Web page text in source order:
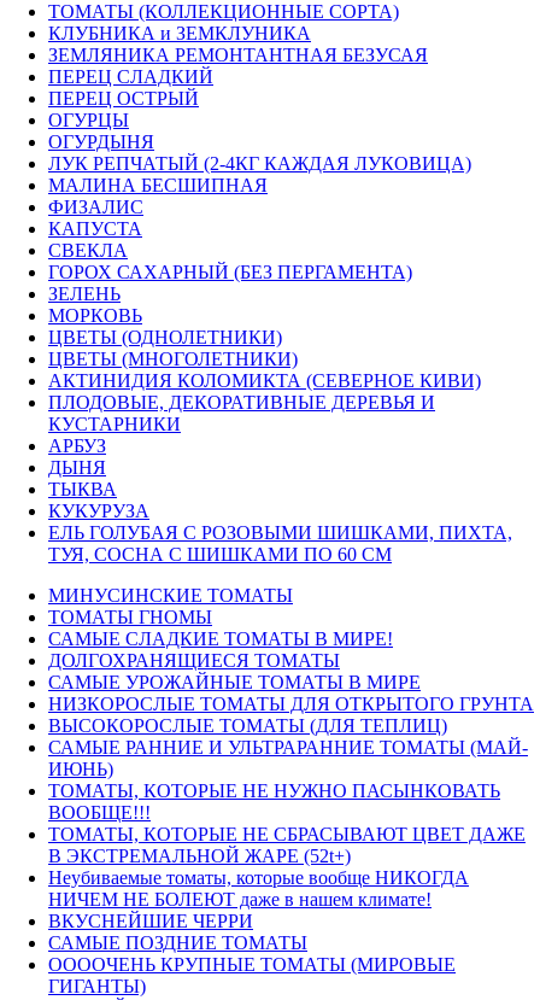
ТОМАТЫ (КОЛЛЕКЦИОННЫЕ СОРТА)
КЛУБНИКА и ЗЕМКЛУНИКА
ЗЕМЛЯНИКА РЕМОНТАНТНАЯ БЕЗУСАЯ
ПЕРЕЦ СЛАДКИЙ
ПЕРЕЦ ОСТРЫЙ
ОГУРЦЫ
ОГУРДЫНЯ
ЛУК РЕПЧАТЫЙ (2-4КГ КАЖДАЯ ЛУКОВИЦА)
МАЛИНА БЕСШИПНАЯ
ФИЗАЛИС
КАПУСТА
СВЕКЛА
ГОРОХ САХАРНЫЙ (БЕЗ ПЕРГАМЕНТА)
ЗЕЛЕНЬ
МОРКОВЬ
ЦВЕТЫ (ОДНОЛЕТНИКИ)
ЦВЕТЫ (МНОГОЛЕТНИКИ)
АКТИНИДИЯ КОЛОМИКТА (СЕВЕРНОЕ КИВИ)
ПЛОДОВЫЕ, ДЕКОРАТИВНЫЕ ДЕРЕВЬЯ И
КУСТАРНИКИ
АРБУЗ
ДЫНЯ
ТЫКВА
КУКУРУЗА
ЕЛЬ ГОЛУБАЯ С РОЗОВЫМИ ШИШКАМИ, ПИХТА,
ТУЯ, СОСНА С ШИШКАМИ ПО 60 СМ
МИНУСИНСКИЕ ТОМАТЫ
ТОМАТЫ ГНОМЫ
САМЫЕ СЛАДКИЕ ТОМАТЫ В МИРЕ!
ДОЛГОХРАНЯЩИЕСЯ ТОМАТЫ
САМЫЕ УРОЖАЙНЫЕ ТОМАТЫ В МИРЕ
НИЗКОРОСЛЫЕ ТОМАТЫ ДЛЯ ОТКРЫТОГО ГРУНТА
ВЫСОКОРОСЛЫЕ ТОМАТЫ (ДЛЯ ТЕПЛИЦ)
САМЫЕ РАННИЕ И УЛЬТРАРАННИЕ ТОМАТЫ (МАЙ-
ИЮНЬ)
ТОМАТЫ, КОТОРЫЕ НЕ НУЖНО ПАСЫНКОВАТЬ
ВООБЩЕ!!!
ТОМАТЫ, КОТОРЫЕ НЕ СБРАСЫВАЮТ ЦВЕТ ДАЖЕ
В ЭКСТРЕМАЛЬНОЙ ЖАРЕ (52t+)
Неубиваемые томаты, которые вообще НИКОГДА
НИЧЕМ НЕ БОЛЕЮТ даже в нашем климате!
ВКУСНЕЙШИЕ ЧЕРРИ
САМЫЕ ПОЗДНИЕ ТОМАТЫ
ООООЧЕНЬ КРУПНЫЕ ТОМАТЫ (МИРОВЫЕ
ГИГАНТЫ)